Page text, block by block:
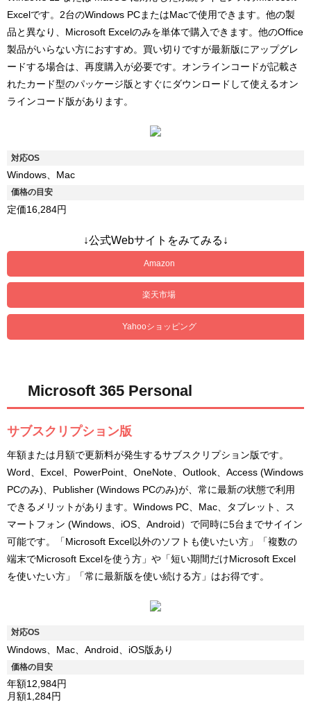
Excelです。2台のWindows PCまたはMacで使用できます。他の製
品と異なり、Microsoft Excelのみを単体で購入できます。他のOffice
製品がいらない方におすすめ。買い切りですが最新版にアップグレ
ードする場合は、再度購入が必要です。オンラインコードが記載さ
れたカード型のパッケージ版とすぐにダウンロードして使えるオン
ラインコード版があります。
対応OS
Windows、Mac
価格の目安
定価16,284円
↓公式Webサイトをみてみる↓
Amazon
楽天市場
Yahooショッピング
Microsoft 365 Personal
サブスクリプション版
年額または月額で更新料が発生するサブスクリプション版です。
Word、Excel、PowerPoint、OneNote、Outlook、Access (Windows
PCのみ)、Publisher (Windows PCのみ)が、常に最新の状態で利用
できるメリットがあります。Windows PC、Mac、タブレット、ス
マートフォン (Windows、iOS、Android）で同時に5台までサイイン
可能です。「Microsoft Excel以外のソフトも使いたい方」「複数の
端末でMicrosoft Excelを使う方」や「短い期間だけMicrosoft Excel
を使いたい方」「常に最新版を使い続ける方」はお得です。
対応OS
Windows、Mac、Android、iOS版あり
価格の目安
年額12,984円
月額1,284円